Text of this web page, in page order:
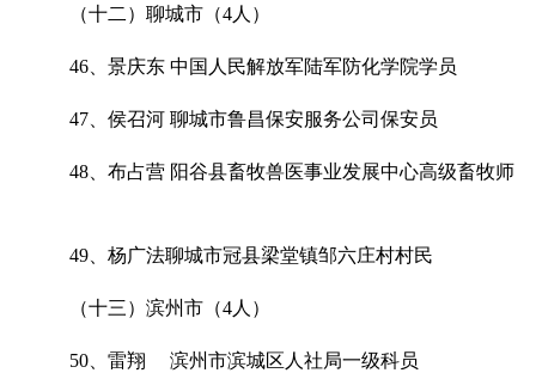
（十二）聊城市（4人）
46、景庆东 中国人民解放军陆军防化学院学员
47、侯召河 聊城市鲁昌保安服务公司保安员
48、布占营 阳谷县畜牧兽医事业发展中心高级畜牧师
49、杨广法聊城市冠县梁堂镇邹六庄村村民
（十三）滨州市（4人）
50、雷翔 滨州市滨城区人社局一级科员